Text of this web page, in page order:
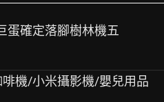
蛋確定落腳樹林機五
機/小米攝影機/嬰兒用品